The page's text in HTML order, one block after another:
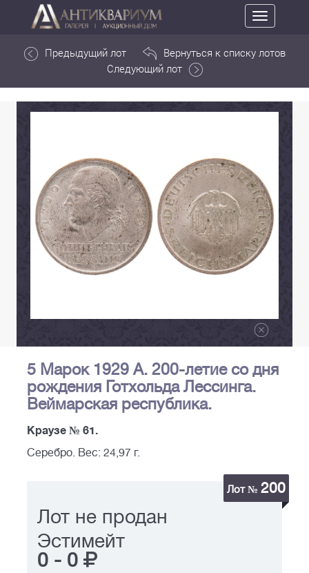
Toggle
navigation
Предыдущий лот
Вернуться к списку лотов
Следующий лот
5 Марок 1929 А. 200-летие со дня
рождения Готхольда Лессинга.
Веймарская республика.
Краузе № 61.
Серебро. Вес: 24,97 г.
Лот № 200
Лот не продан
Эстимейт
0 - 0